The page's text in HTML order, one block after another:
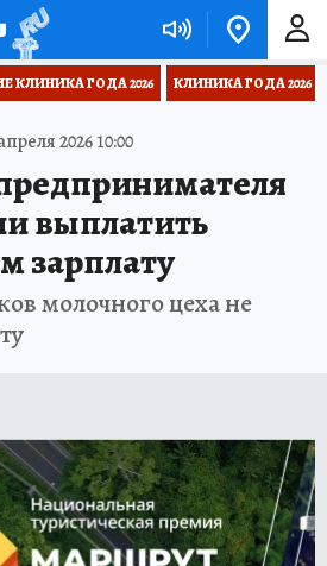
КЛИНИКА ГОДА 2026 КЛИНИКА ГОДА 2026
2026 10:00
выплатить
зарплату
молочного цеха не